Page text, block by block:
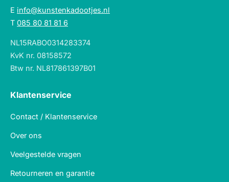
E info@kunstenkadootjes.nl
T 085 80 81 81 6
NL15RABO0314283374
KvK nr. 08158572
Btw nr. NL817861397B01
Klantenservice
Contact / Klantenservice
Over ons
Veelgestelde vragen
Retourneren en garantie